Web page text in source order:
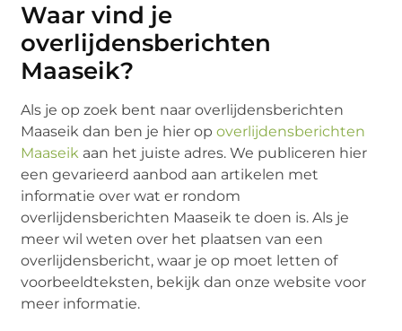
Waar vind je
overlijdensberichten
Maaseik?
Als je op zoek bent naar overlijdensberichten
Maaseik dan ben je hier opoverlijdensberichten
Maaseik aan het juiste adres. We publiceren hier
een gevarieerd aanbod aan artikelen met
informatie over wat er rondom
overlijdensberichten Maaseik te doen is. Als je
meer wil weten over het plaatsen van een
overlijdensbericht, waar je op moet letten of
voorbeeldteksten, bekijk dan onze website voor
meer informatie.